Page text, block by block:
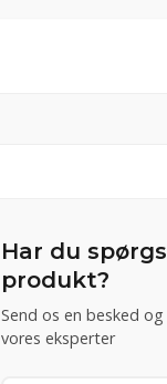
Har du
produkt?
Send os en besked
vores eksperter